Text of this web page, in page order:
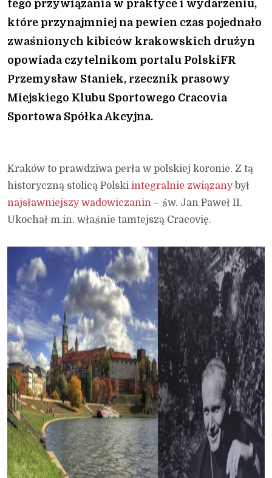
tego przywiązania w praktyce i wydarzeniu,
które przynajmniej na pewien czas pojednało
zwaśnionych kibiców krakowskich drużyn
opowiada czytelnikom portalu PolskiFR
Przemysław Staniek, rzecznik prasowy
Miejskiego Klubu Sportowego Cracovia
Sportowa Spółka Akcyjna.
Kraków to prawdziwa perła w polskiej koronie. Z tą
historyczną stolicą Polski integralnie związanybył
najsławniejszy wadowiczanin – św. Jan Paweł II.
Ukochał m.in. właśnie tamtejszą Cracovię.